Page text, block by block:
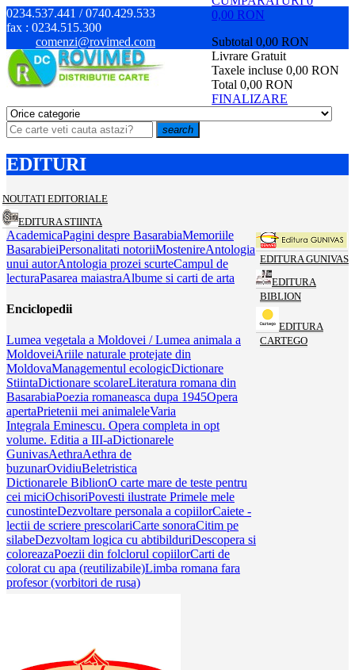
0234.537.441 / 0740.429.533
fax : 0234.515.300
comenzi@rovimed.com
0,00 RON
Subtotal 0,00 RON
Livrare Gratuit
Taxele incluse 0,00 RON
Total 0,00 RON
FINALIZARE
search
EDITURI
NOUTATI EDITORIALE
EDITURA STIINTA
AcademicaPagini despre BasarabiaMemoriile
BasarabieiPersonalitati notoriiMostenireAntologia
unui autorAntologia prozei scurteCampul de
lecturaPasarea maiastraAlbume si carti de arta
Enciclopedii
Lumea vegetala a Moldovei / Lumea animala a
MoldoveiAriile naturale protejate din
MoldovaManagementul ecologicDictionare
StiintaDictionare scolareLiteratura romana din
BasarabiaPoezia romaneasca dupa 1945Opera
apertaPrietenii mei animaleleVaria
EDITURA GUNIVAS
Integrala Eminescu. Opera completa in opt
volume. Editia a III-aDictionarele
GunivasAethraAethra de
buzunarOvidiuBeletristica
EDITURA
BIBLION
Dictionarele BiblionO carte mare de teste pentru
cei miciOchisoriPovesti ilustrate Primele mele
cunostinteDezvoltare personala a copiilorCaiete -
lectii de scriere prescolariCarte sonoraCitim pe
silabeDezvoltam logica cu abtibilduriDescopera si
coloreazaPoezii din folclorul copiilorCarti de
colorat cu apa (reutilizabile)Limba romana fara
profesor (vorbitori de rusa)
EDITURA
CARTEGO